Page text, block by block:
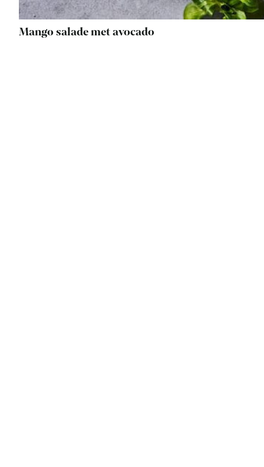
Mango salade met avocado